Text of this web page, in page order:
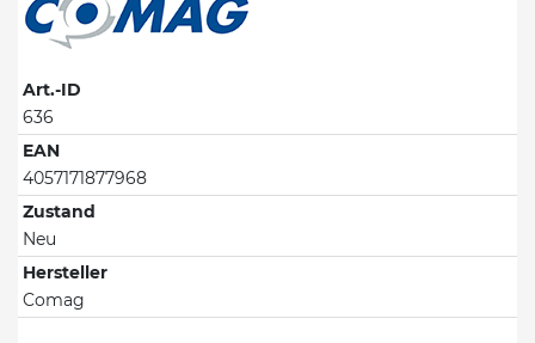
Art.-ID
636
EAN
4057171877968
Zustand
Neu
Hersteller
Comag